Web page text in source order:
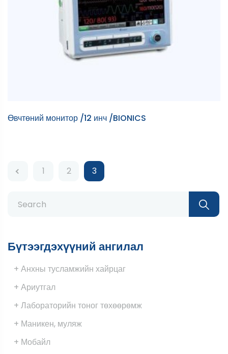
Өвчтөний монитор /12 инч /BIONICS
1 2 3
Бүтээгдэхүүний ангилал
+ Анхны тусламжийн хайрцаг
+ Ариутгал
+ Лабораторийн тоног төхөөрөмж
+ Маникен, муляж
+ Мобайл